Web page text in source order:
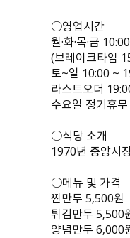
○영업시간
월·화·목·금
(브레이크타임
토~일 10:00 ~
라스트오더
수요일 정기휴
○식당 소개
1970년 중앙시
○메뉴 및 가격
찐만두 5,500원
튀김만두 5,500
양념만두 6,000